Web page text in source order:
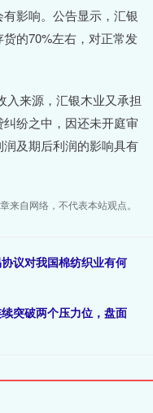
影响。公告显示，汇银
的70%左右，对正常发
入来源，汇银木业又承担
纷之中，因还未开庭审
及期后利润的影响具有
来自网络，不代表本站观点。
议对我国棉纺织业有何
突破两个压力位，盘面